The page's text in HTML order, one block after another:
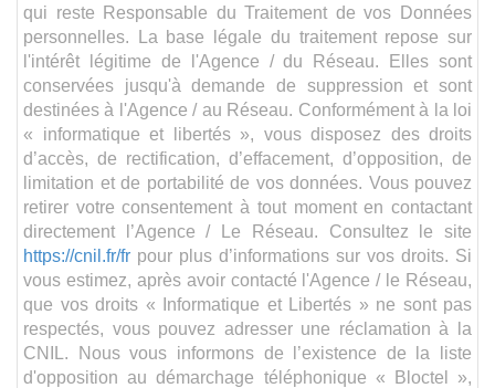
qui reste Responsable du Traitement de vos Données
personnelles. La base légale du traitement repose sur
l'intérêt légitime de l'Agence / du Réseau. Elles sont
conservées jusqu'à demande de suppression et sont
destinées à l'Agence / au Réseau. Conformément à la loi
« informatique et libertés », vous disposez des droits
d’accès, de rectification, d’effacement, d’opposition, de
limitation et de portabilité de vos données. Vous pouvez
retirer votre consentement à tout moment en contactant
directement l’Agence / Le Réseau. Consultez le site
https://cnil.fr/fr pour plus d’informations sur vos droits. Si
vous estimez, après avoir contacté l'Agence / le Réseau,
que vos droits « Informatique et Libertés » ne sont pas
respectés, vous pouvez adresser une réclamation à la
CNIL. Nous vous informons de l’existence de la liste
d'opposition au démarchage téléphonique « Bloctel »,